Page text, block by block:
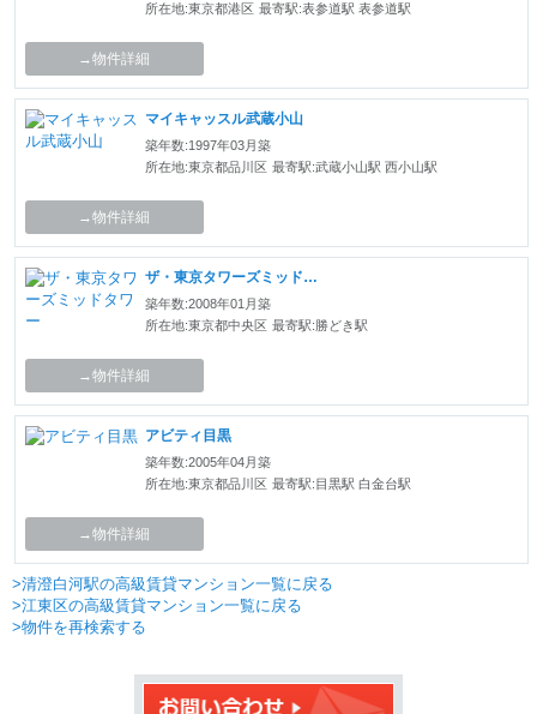
所在地:東京都港区 最寄駅:表参道駅 表参道駅
→物件詳細
マイキャッスル武蔵小山
築年数:1997年03月築
所在地:東京都品川区 最寄駅:武蔵小山駅 西小山駅
→物件詳細
ザ・東京タワーズミッドタワー
築年数:2008年01月築
所在地:東京都中央区 最寄駅:勝どき駅
→物件詳細
アビティ目黒
築年数:2005年04月築
所在地:東京都品川区 最寄駅:目黒駅 白金台駅
→物件詳細
>清澄白河駅の高級賃貸マンション一覧に戻る
>江東区の高級賃貸マンション一覧に戻る
>物件を再検索する